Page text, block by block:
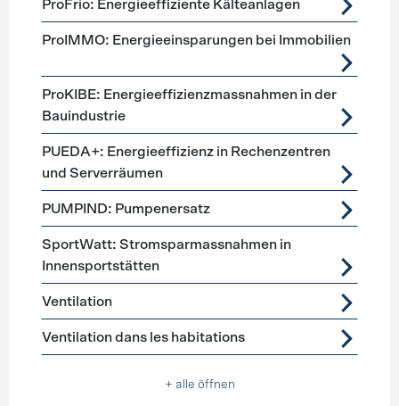
ProFrio: Energieeffiziente Kälteanlagen
ProIMMO: Energieeinsparungen bei Immobilien
ProKIBE: Energieeffizienzmassnahmen in der
Bauindustrie
PUEDA+: Energieeffizienz in Rechenzentren
und Serverräumen
PUMPIND: Pumpenersatz
SportWatt: Stromsparmassnahmen in
Innensportstätten
Ventilation
Ventilation dans les habitations
+ alle öffnen